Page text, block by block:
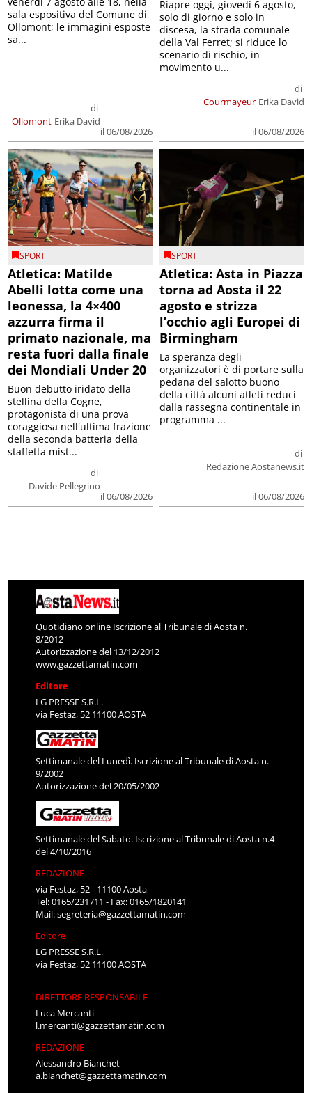
Ollomont
di
Erika David
il 06/08/2026
sala espositiva del Comune di
Ollomont; le immagini esposte
sa...
Courmayeur
di
Erika David
il 06/08/2026
Riapre oggi, giovedì 6 agosto,
solo di giorno e solo in
discesa, la strada comunale
della Val Ferret; si riduce lo
scenario di rischio, in
movimento u...
SPORT
Atletica: Matilde
Abelli lotta come una
leonessa, la 4×400
azzurra firma il
primato nazionale, ma
resta fuori dalla finale
dei Mondiali Under 20
di
Davide Pellegrino
il 06/08/2026
Buon debutto iridato della
stellina della Cogne,
protagonista di una prova
coraggiosa nell'ultima frazione
della seconda batteria della
staffetta mist...
SPORT
Atletica: Asta in Piazza
torna ad Aosta il 22
agosto e strizza
l’occhio agli Europei di
Birmingham
di
Redazione Aostanews.it
il 06/08/2026
La speranza degli
organizzatori è di portare sulla
pedana del salotto buono
della città alcuni atleti reduci
dalla rassegna continentale in
programma ...
Quotidiano online Iscrizione al Tribunale di Aosta n.
8/2012
Autorizzazione del 13/12/2012
www.gazzettamatin.com
Editore
LG PRESSE S.R.L.
via Festaz, 52 11100 AOSTA
Settimanale del Lunedì. Iscrizione al Tribunale di Aosta n.
9/2002
Autorizzazione del 20/05/2002
Settimanale del Sabato. Iscrizione al Tribunale di Aosta n.4
del 4/10/2016
REDAZIONE
via Festaz, 52 - 11100 Aosta
Tel: 0165/231711 - Fax: 0165/1820141
Mail:segreteria@gazzettamatin.com
Editore
LG PRESSE S.R.L.
via Festaz, 52 11100 AOSTA
DIRETTORE RESPONSABILE
Luca Mercanti
l.mercanti@gazzettamatin.com
REDAZIONE
Alessandro Bianchet
a.bianchet@gazzettamatin.com